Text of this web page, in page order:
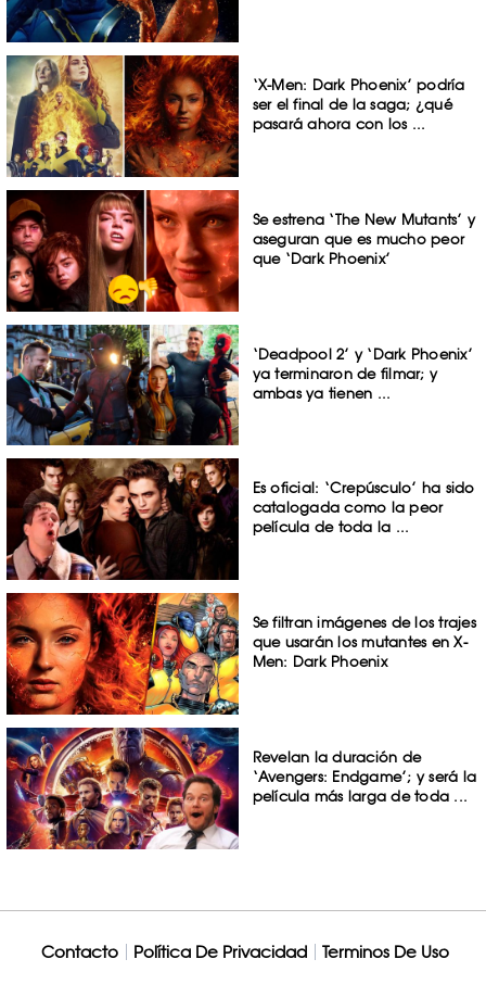
‘X-Men: Dark Phoenix’ podría
ser el final de la saga; ¿qué
pasará ahora con los ...
Se estrena ‘The New Mutants’ y
aseguran que es mucho peor
que ‘Dark Phoenix’
‘Deadpool 2’ y ‘Dark Phoenix’
ya terminaron de filmar; y
ambas ya tienen ...
Es oficial: ‘Crepúsculo’ ha sido
catalogada como la peor
película de toda la ...
Se filtran imágenes de los trajes
que usarán los mutantes en X-
Men: Dark Phoenix
Revelan la duración de
‘Avengers: Endgame’; y será la
película más larga de toda ...
Contacto Política De Privacidad Terminos De Uso